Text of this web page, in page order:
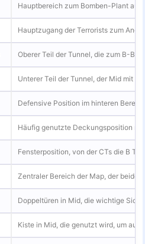
Hauptbereich zum Bomben-Plant auf
Hauptzugang der Terrorists zum
Oberer Teil der Tunnel, die zum B-
Unterer Teil der Tunnel, der Mid mit B
Defensive Position im hinteren
Häufig genutzte Deckungsposition
Fensterposition, von der CTs die B
Zentraler Bereich der Map, der beide
Doppeltüren in Mid, die wichtige
Kiste in Mid, die genutzt wird, um auf